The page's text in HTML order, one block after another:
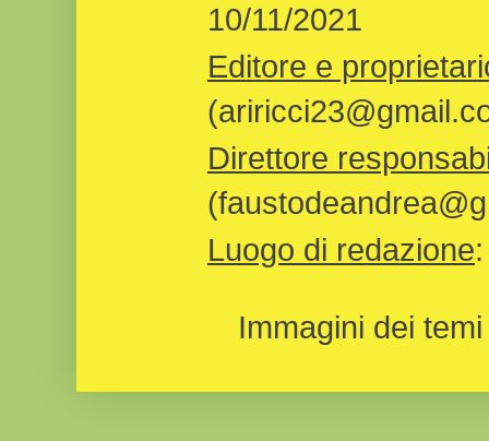
10/11/2021
Editore e
Direttore
Luogo di redazione
Immagini dei